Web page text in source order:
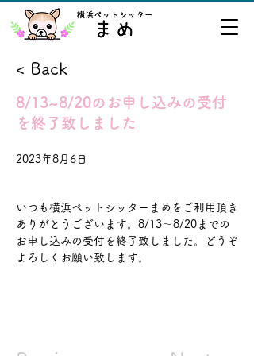
< Back
8/13~8/20のお申し込みの受付
を終了致しました
2023年8月6日
いつも横浜ペットシッターまめをご利用頂き
ありがとうございます。8/13～8/20までの
お申し込みの受付を終了致しました。どうぞ
よろしくお願い致します。